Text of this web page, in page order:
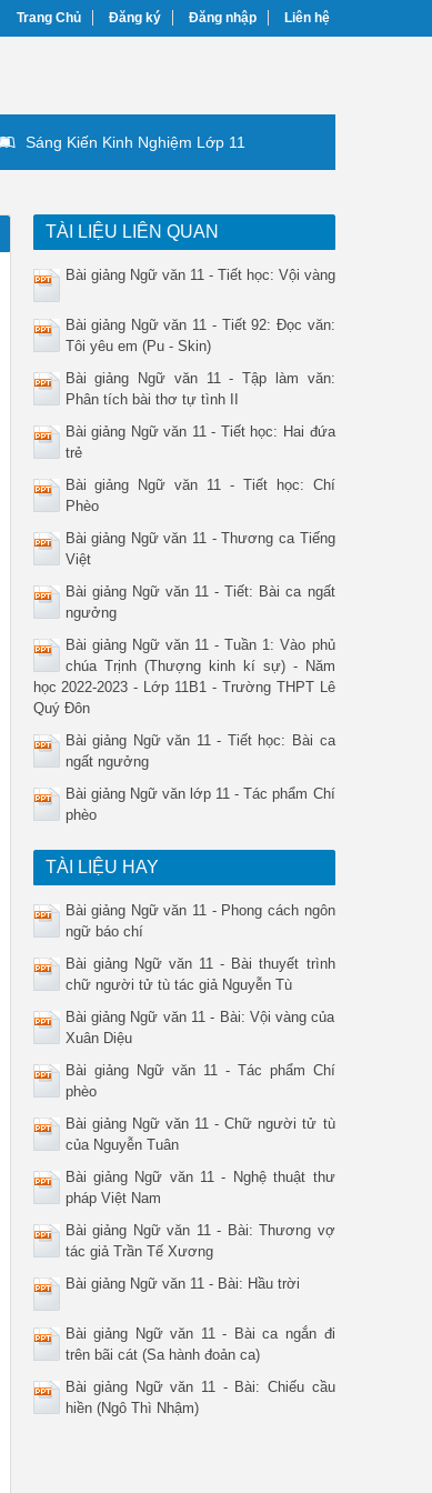
Trang Chủ Đăng ký Đăng nhập Liên hệ
Sáng Kiến Kinh Nghiệm Lớp 11
TÀI LIỆU LIÊN QUAN
Bài giảng Ngữ văn 11 - Tiết học: Vội vàng
Bài giảng Ngữ văn 11 - Tiết 92: Đọc văn:
Tôi yêu em (Pu - Skin)
Bài giảng Ngữ văn 11 - Tập làm văn:
Phân tích bài thơ tự tình II
Bài giảng Ngữ văn 11 - Tiết học: Hai đứa
trẻ
Bài giảng Ngữ văn 11 - Tiết học: Chí
Phèo
Bài giảng Ngữ văn 11 - Thương ca Tiếng
Việt
Bài giảng Ngữ văn 11 - Tiết: Bài ca ngất
ngưởng
Bài giảng Ngữ văn 11 - Tuần 1: Vào phủ
chúa Trịnh (Thượng kinh kí sự) - Năm
học 2022-2023 - Lớp 11B1 - Trường THPT Lê
Quý Đôn
Bài giảng Ngữ văn 11 - Tiết học: Bài ca
ngất ngưởng
Bài giảng Ngữ văn lớp 11 - Tác phẩm Chí
phèo
TÀI LIỆU HAY
Bài giảng Ngữ văn 11 - Phong cách ngôn
ngữ báo chí
Bài giảng Ngữ văn 11 - Bài thuyết trình
chữ người tử tù tác giả Nguyễn Tù
Bài giảng Ngữ văn 11 - Bài: Vội vàng của
Xuân Diệu
Bài giảng Ngữ văn 11 - Tác phẩm Chí
phèo
Bài giảng Ngữ văn 11 - Chữ người tử tù
của Nguyễn Tuân
Bài giảng Ngữ văn 11 - Nghệ thuật thư
pháp Việt Nam
Bài giảng Ngữ văn 11 - Bài: Thương vợ
tác giả Trần Tế Xương
Bài giảng Ngữ văn 11 - Bài: Hầu trời
Bài giảng Ngữ văn 11 - Bài ca ngắn đi
trên bãi cát (Sa hành đoản ca)
Bài giảng Ngữ văn 11 - Bài: Chiếu cầu
hiền (Ngô Thì Nhậm)